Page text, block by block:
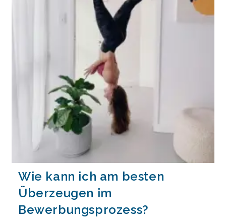
Wie kann ich am besten
Überzeugen im
Bewerbungsprozess?